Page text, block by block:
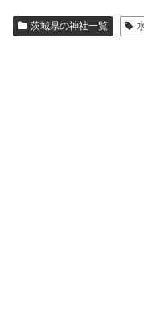
茨城県の神社一覧